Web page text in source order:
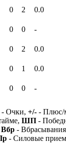
0 2 0.0
0 0 -
0 2 0.0
0 1 0.0
0 0 -
- Очки, +/- - Плюс/
ШП -
Вбр -
- Силовые